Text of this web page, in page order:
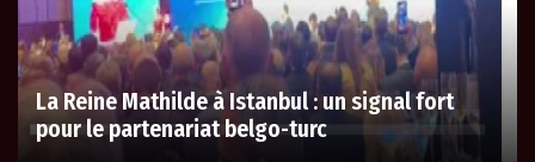
La Reine Mathilde à Istanbul : un signal fort
pour le partenariat belgo-turc